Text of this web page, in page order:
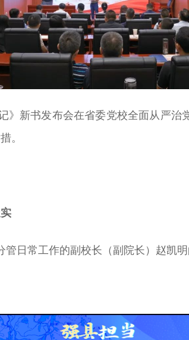
》新书发布会在省委党校全面从严
。
日常工作的副校长（副院长）赵凯